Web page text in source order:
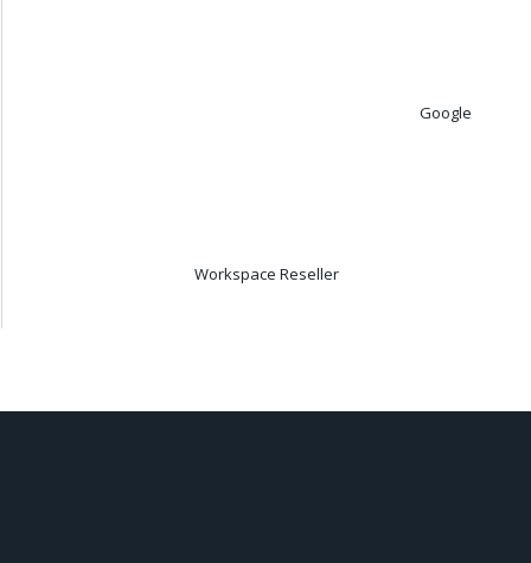
Google
Workspace Reseller